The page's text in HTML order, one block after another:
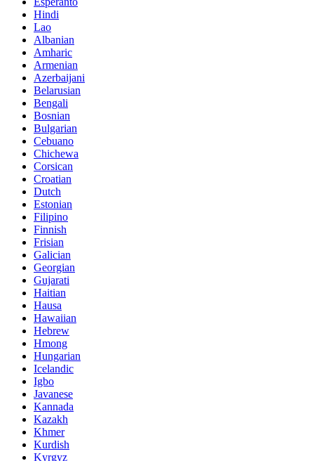
Hindi
Lao
Albanian
Amharic
Armenian
Azerbaijani
Belarusian
Bengali
Bosnian
Bulgarian
Cebuano
Chichewa
Corsican
Croatian
Dutch
Estonian
Filipino
Finnish
Frisian
Galician
Georgian
Gujarati
Haitian
Hausa
Hawaiian
Hebrew
Hmong
Hungarian
Icelandic
Igbo
Javanese
Kannada
Kazakh
Khmer
Kurdish
Kyrgyz